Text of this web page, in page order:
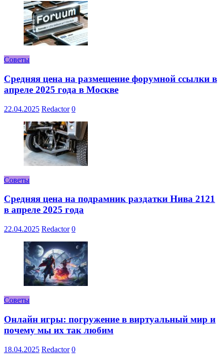
Советы
Средняя цена на размещение форумной ссылки в
апреле 2025 года в Москве
22.04.2025 Redactor 0
Советы
Средняя цена на подрамник раздатки Нива 2121
в апреле 2025 года
22.04.2025 Redactor 0
Советы
Онлайн игры: погружение в виртуальный мир и
почему мы их так любим
18.04.2025 Redactor 0